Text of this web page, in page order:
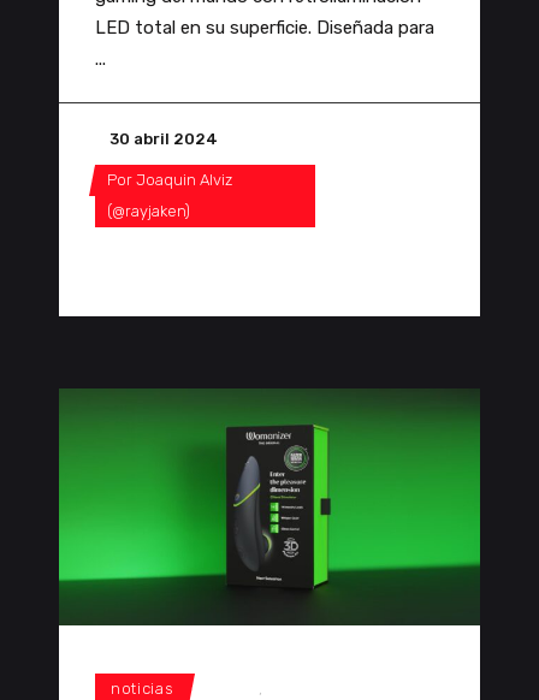
LED total en su superficie. Diseñada para
30 abril 2024
Por Joaquin Alviz
(@rayjaken)
noticias ,